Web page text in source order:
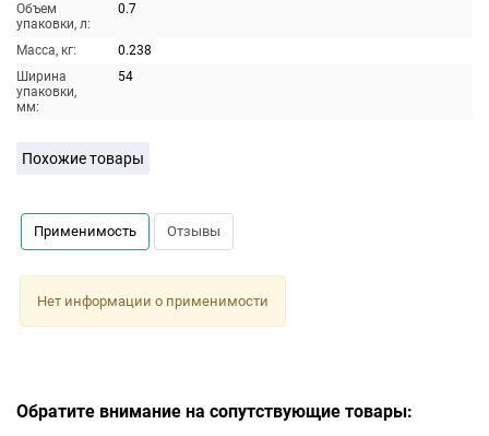
Объем
упаковки, л:
0.7
Масса, кг:
0.238
Ширина
упаковки,
мм:
54
Похожие товары
Применимость Отзывы
Нет информации о применимости
Обратите внимание на сопутствующие товары: